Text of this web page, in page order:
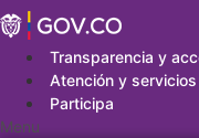
Saltar
al
contenidoTransparencia y
Atención y
Participa
Menu